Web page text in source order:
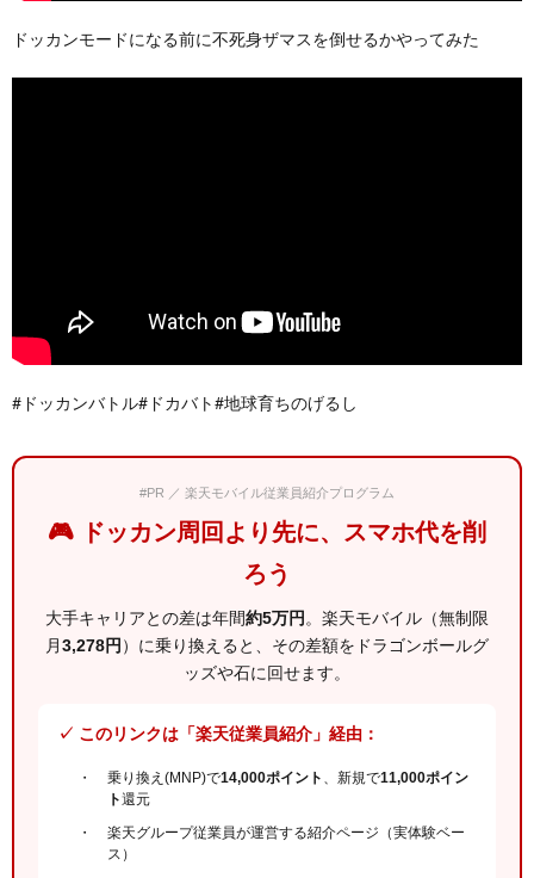
ドッカンモードになる前に不死身ザマスを倒せるかやってみた
#ドッカンバトル#ドカバト#地球育ちのげるし
#PR ／ 楽天モバイル従業員紹介プログラム
🎮 ドッカン周回より先に、スマホ代を削
ろう
大手キャリアとの差は年間約5万円。楽天モバイル（無制限
月3,278円）に乗り換えると、その差額をドラゴンボールグ
ッズや石に回せます。
✓ このリンクは「楽天従業員紹介」経由：
乗り換え(MNP)で14,000ポイント 、新規で11,000ポイン
ト還元
楽天グループ従業員が運営する紹介ページ（実体験ベー
ス）